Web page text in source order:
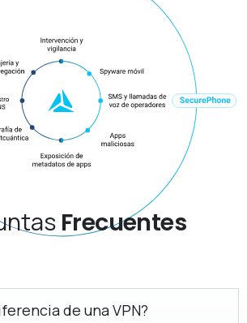
Frecuentes
de una VPN?